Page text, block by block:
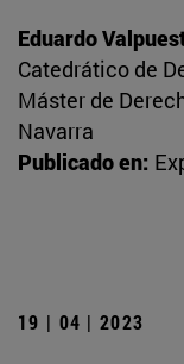
Eduardo
Catedrático de
Máster de
Navarra
Publicado en:
19 | 04 | 2023